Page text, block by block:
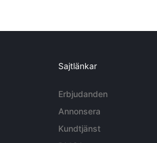
Sajtlänkar
Erbjudanden
Annonsera
Kundtjänst